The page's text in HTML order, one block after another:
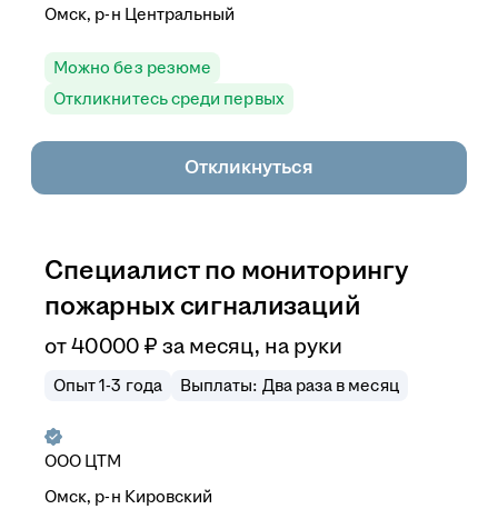
Омск, р-н Центральный
Можно без резюме
Откликнитесь среди первых
Откликнуться
Специалист по мониторингу
пожарных сигнализаций
от40 000 ₽ за месяц, на руки
Опыт 1-3 года Выплаты: Два раза в месяц
ООО ЦТМ
Омск, р-н Кировский